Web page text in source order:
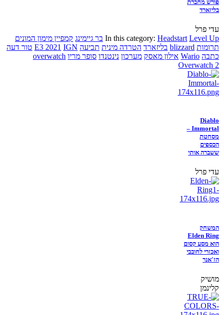
פורש מחברת
בליזארד
עדי פרל
In this category: Headstart Level Up בר גיימינג קמפיין מימון המונים
תרומות blizzard בליזארד הטרדה מינית תביעה E3 2021 IGN
טור דעה
כתבה Wario אילון מאסק מערכון נינטנדו סופר מריו overwatch
Overwatch 2
Diablo
Immortal –
מסחטת
הכספים
ששברה אותי
עדי פרל
המשחק
Elden Ring
הוא מסע קסום
ואכזרי לחובבי
הז'אנר
מושיק
קלינמן